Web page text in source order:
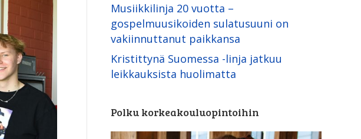
Musiikkilinja 20 vuotta –
gospelmuusikoiden sulatusuuni on
vakiinnuttanut paikkansa
Kristittynä Suomessa -linja ­jatkuu
leikkauksista huolimatta
Polku korkeakouluopintoihin